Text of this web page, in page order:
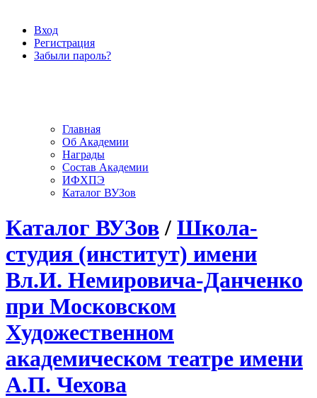
Вход
Регистрация
Забыли пароль?
Главная
Об Академии
Награды
Состав Академии
ИФХПЭ
Каталог ВУЗов
Каталог ВУЗов / Школа-
студия (институт) имени
Вл.И. Немировича-Данченко
при Московском
Художественном
академическом театре имени
А.П. Чехова